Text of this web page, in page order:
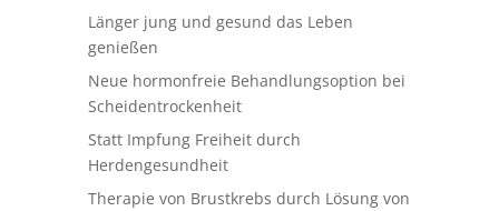
Länger jung und gesund das Leben
genießen
Neue hormonfreie Behandlungsoption bei
Scheidentrockenheit
Statt Impfung Freiheit durch
Herdengesundheit
Therapie von Brustkrebs durch Lösung von